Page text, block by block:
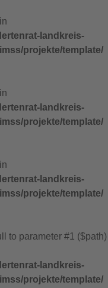
landkreis-
projekte/template/
landkreis-
projekte/template/
landkreis-
projekte/template/
to parameter #1 ($path)
landkreis-
projekte/template/